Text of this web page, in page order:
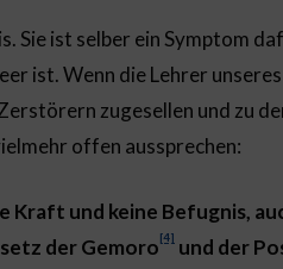
Sie ist selber ein Symptom
ist. Wenn die Lehrer
zugesellen und zu
offen aussprechen:
Kraft und keine Befugnis,
der Gemoro[4] und der